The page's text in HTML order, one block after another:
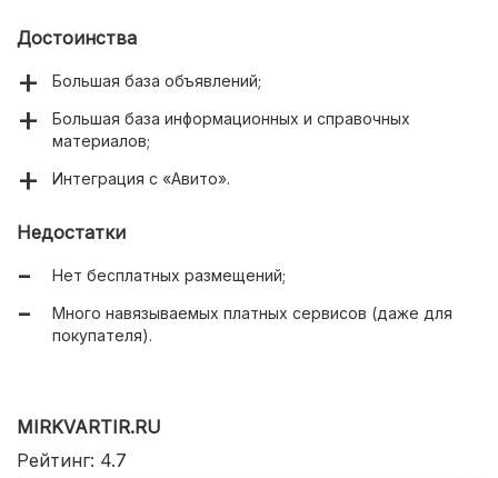
Достоинства
Большая база объявлений;
Большая база информационных и справочных
материалов;
Интеграция с «Авито».
Недостатки
Нет бесплатных размещений;
Много навязываемых платных сервисов (даже для
покупателя).
MIRKVARTIR.RU
Рейтинг: 4.7